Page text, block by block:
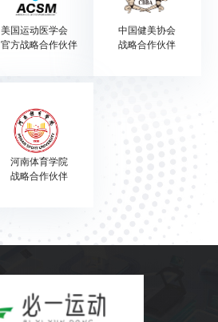
美国运动医学会
官方战略合作伙伴
中国健美协会
战略合作伙伴
河南体育学院
战略合作伙伴